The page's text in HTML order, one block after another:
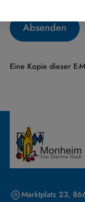
Absenden
Eine Kopie dieser E-
Marktplatz 23,